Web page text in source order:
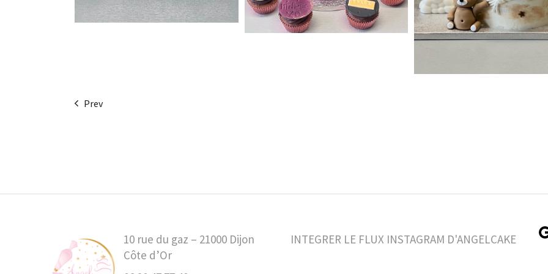
Prev
10 rue du gaz – 21000 Dijon
Côte d’Or
INTEGRER LE FLUX INSTAGRAM D'ANGELCAKE